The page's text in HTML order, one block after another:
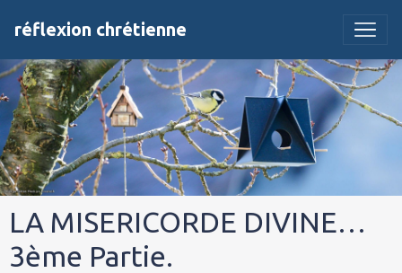
réflexion chrétienne
LA MISERICORDE DIVINE…
3ème Partie.